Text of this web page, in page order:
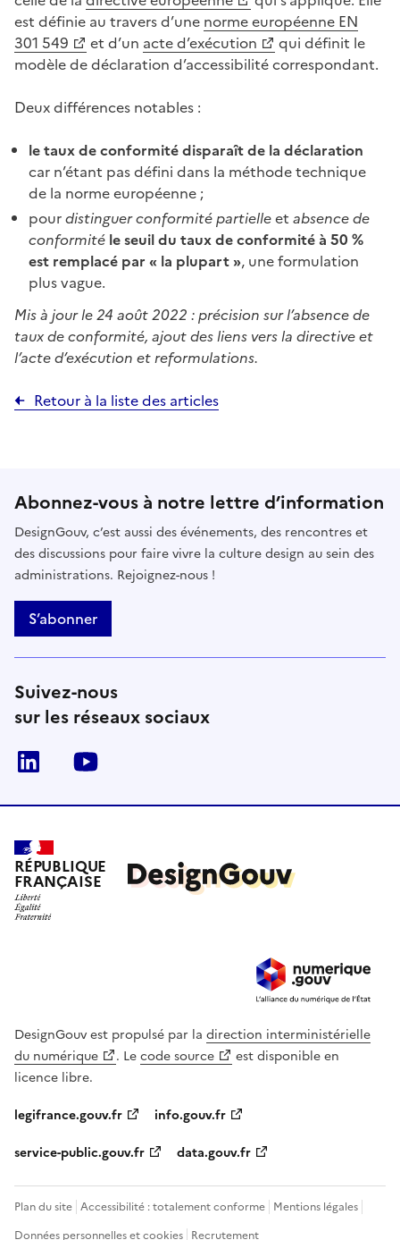
est définie au travers d’une norme européenne EN
301 549
et d’un acte d’exécution
qui définit le
modèle de déclaration d’accessibilité correspondant.
Deux différences notables :
le taux de conformité disparaît de la déclaration
car n’étant pas défini dans la méthode technique
de la norme européenne ;
pourdistinguer conformité partielleet absence de
conformité le seuil du taux de conformité à 50 %
est remplacé par « la plupart », une formulation
plus vague.
Mis à jour le 24 août 2022 : précision sur l’absence de
taux de conformité, ajout des liens vers la directive et
l’acte d’exécution et reformulations.
Retour à la liste des articles
Abonnez-vous à notre lettre d’information
DesignGouv, c’est aussi des événements, des rencontres et
des discussions pour faire vivre la culture design au sein des
administrations. Rejoignez-nous !
S’abonner
Suivez-nous
sur les réseaux sociaux
linkedin
RÉPUBLIQUE
FRANÇAISE
DesignGouv est propulsé par la direction interministérielle
du numérique
. Lecode source
est disponible en
licence libre.
legifrance.gouv.fr
info.gouv.fr
service-public.gouv.fr
data.gouv.fr
Plan du site Accessibilité : totalement conforme Mentions légales
Données personnelles et cookies Recrutement